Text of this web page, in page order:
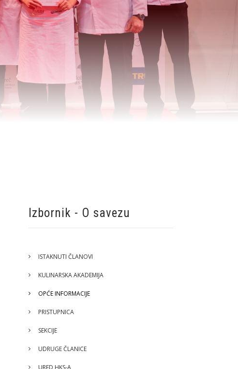
Izbornik - O savezu
ISTAKNUTI ČLANOVI
KULINARSKA AKADEMIJA
OPĆE INFORMACIJE
PRISTUPNICA
SEKCIJE
UDRUGE ČLANICE
URED HKS-A